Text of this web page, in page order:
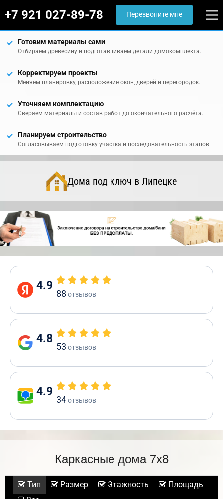
+7 921 027-89-78 Перезвоните мне
Готовим материалы сами
Отбираем древесину и подготавливаем детали домокомплекта.
Корректируем проекты
Меняем планировку, расположение окон, дверей и перегородок.
Уточняем комплектацию
Сверяем материалы и состав работ до окончательного расчёта.
Планируем строительство
Согласовываем подготовку участка и последовательность этапов.
Дома под ключ в Липецке
4.9
88 отзывов
4.8
53 отзывов
4.9
34отзывов
Каркасные дома 7х8
Тип Размер Этажность
Площадь